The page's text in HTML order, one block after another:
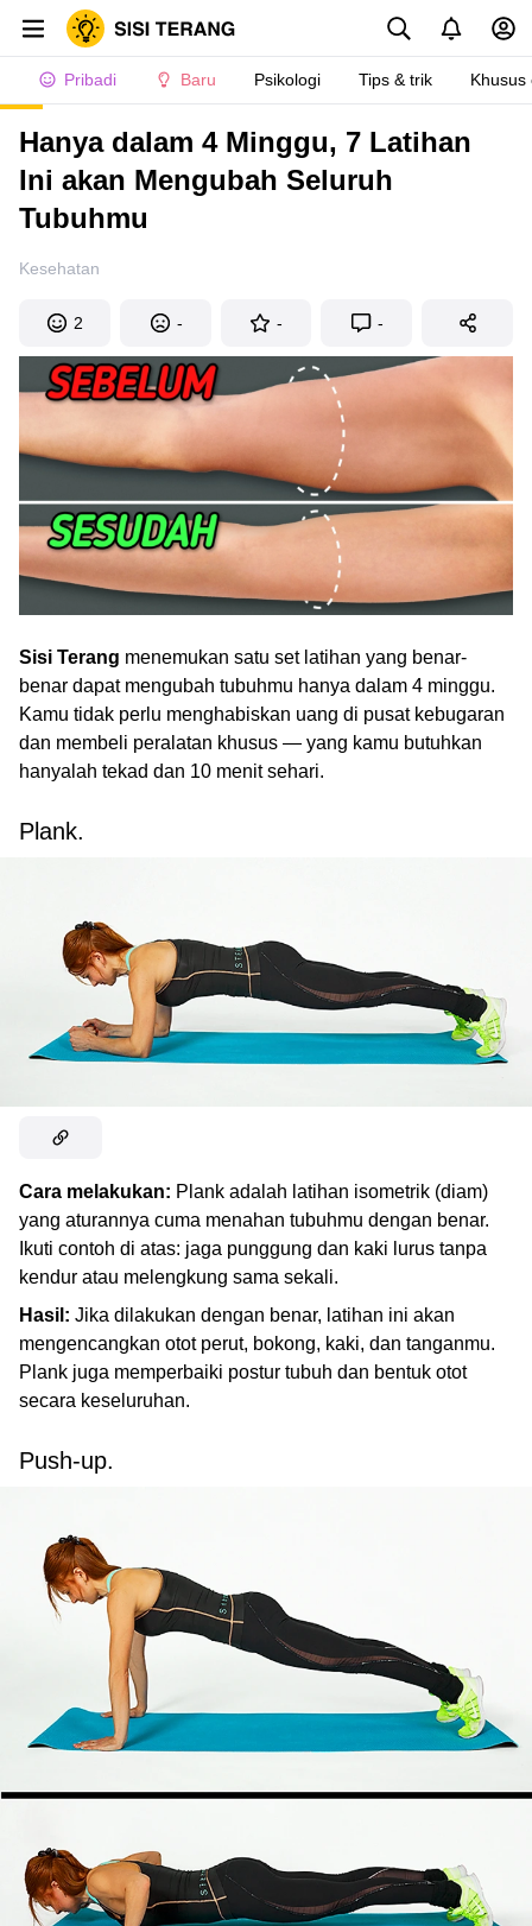
Pribadi Baru Psikologi Tips & trik Khusus
Hanya dalam 4 Minggu, 7 Latihan
Ini akan Mengubah Seluruh
Tubuhmu
Kesehatan
2 - - -
Sisi Terang menemukan satu set latihan yang benar-
benar dapat mengubah tubuhmu hanya dalam 4 minggu.
Kamu tidak perlu menghabiskan uang di pusat kebugaran
dan membeli peralatan khusus — yang kamu butuhkan
hanyalah tekad dan 10 menit sehari.
Plank.
Cara melakukan: Plank adalah latihan isometrik (diam)
yang aturannya cuma menahan tubuhmu dengan benar.
Ikuti contoh di atas: jaga punggung dan kaki lurus tanpa
kendur atau melengkung sama sekali.
Hasil: Jika dilakukan dengan benar, latihan ini akan
mengencangkan otot perut, bokong, kaki, dan tanganmu.
Plank juga memperbaiki postur tubuh dan bentuk otot
secara keseluruhan.
Push-up.